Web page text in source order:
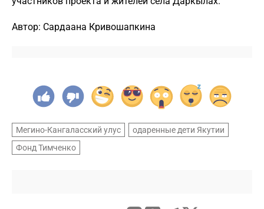
Автор: Сардаана Кривошапкина
Мегино-Кангаласский улус
одаренные дети Якутии
Фонд Тимченко